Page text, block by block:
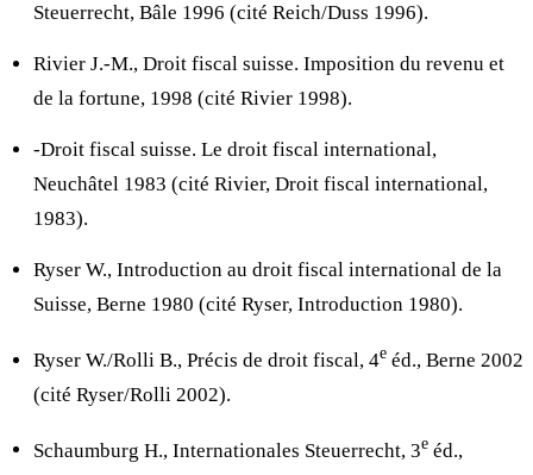
Steuerrecht, Bâle 1996 (cité Reich/Duss 1996).
Rivier J.-M., Droit fiscal suisse. Imposition du revenu et
de la fortune, 1998 (cité Rivier 1998).
-Droit fiscal suisse. Le droit fiscal international,
Neuchâtel 1983 (cité Rivier, Droit fiscal international,
1983).
Ryser W., Introduction au droit fiscal international de la
Suisse, Berne 1980 (cité Ryser, Introduction 1980).
Ryser W./Rolli B., Précis de droit fiscal, 4e éd., Berne 2002
(cité Ryser/Rolli 2002).
Schaumburg H., Internationales Steuerrecht, 3e éd.,